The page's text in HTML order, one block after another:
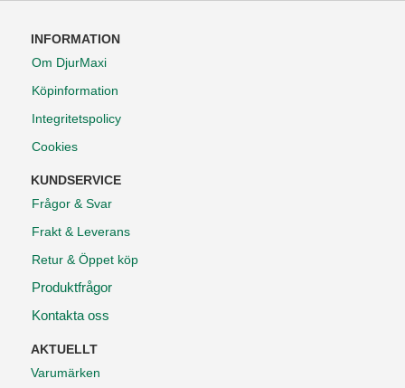
INFORMATION
Om DjurMaxi
Köpinformation
Integritetspolicy
Cookies
KUNDSERVICE
Frågor & Svar
Frakt & Leverans
Retur & Öppet köp
Produktfrågor
Kontakta oss
AKTUELLT
Varumärken